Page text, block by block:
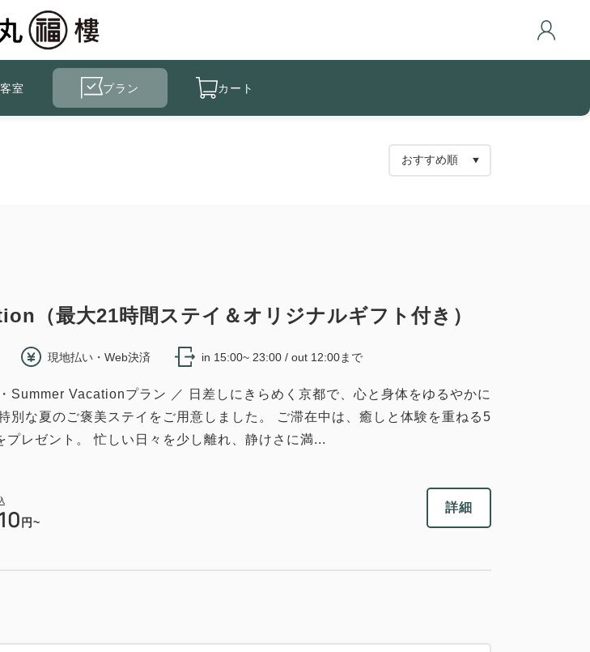
客室 プラン カート
（最大21時間ステイ＆オリジナルギフト付き）
現地払い・Web決済 in 15:00~ 23:00 / out 12:00まで
Summer Vacationプラン ／ 日差しにきらめく京都で、心と身体をゆるやかに
別な夏のご褒美ステイをご用意しました。 ご滞在中は、癒しと体験を重ねる5
プレゼント。 忙しい日々を少し離れ、静けさに満...
円~
詳細